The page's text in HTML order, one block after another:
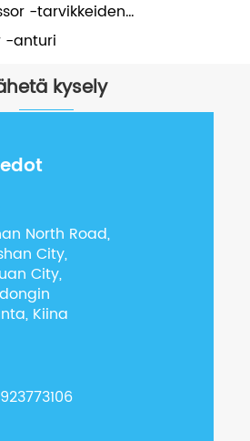
-tarvikkeiden
-anturi
kysely
North Road,
City,
City,
Kiina